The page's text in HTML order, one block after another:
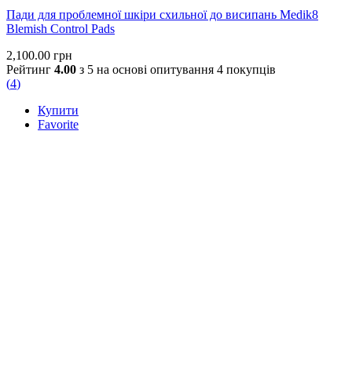
Пади для проблемної шкіри схильної до висипань Medik8
Blemish Control Pads
2,100.00 грн
Рейтинг 4.00 з 5 на основі опитування 4 покупців
(4)
Купити
Favorite